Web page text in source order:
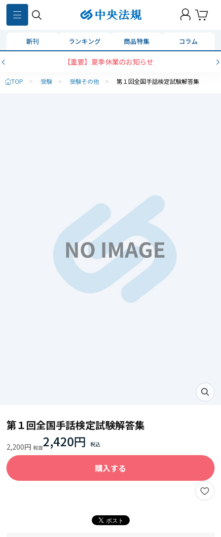
新刊 ランキング 商品特集 コラム
【重要】夏季休業のお知らせ
TOP > 受験 > 受験その他 > 第１回全国手話検定試験解答集
第１回全国手話検定試験解答集
2,200円 2,420円
購入する